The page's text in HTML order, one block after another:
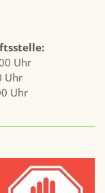
Uhr
Uhr
Uhr